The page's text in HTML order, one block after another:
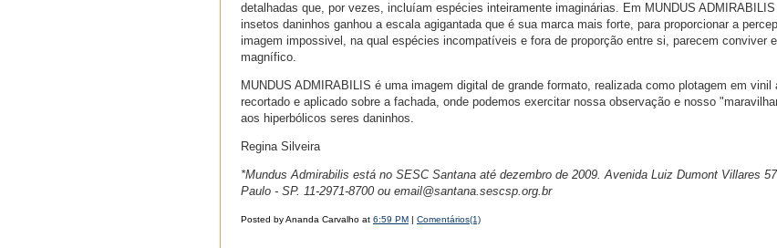
detalhadas que, por vezes, incluíam espécies inteiramente imaginárias. Em MUNDUS
insetos daninhos ganhou a escala agigantada que é sua marca mais forte, para proporcionar a
imagem impossivel, na qual espécies incompatíveis e fora de proporção entre si, parecem conviver
magnífico.
MUNDUS ADMIRABILIS é uma imagem digital de grande formato, realizada como plotagem em vinil
recortado e aplicado sobre a fachada, onde podemos exercitar nossa observação e nosso
aos hiperbólicos seres daninhos.
Regina Silveira
*Mundus Admirabilis está no SESC Santana até dezembro de 2009. Avenida Luiz Dumont Villares
Paulo - SP. 11-2971-8700 ou email@santana.sescsp.org.br
Posted by Ananda Carvalho at 6:59 PM | Comentários(1)